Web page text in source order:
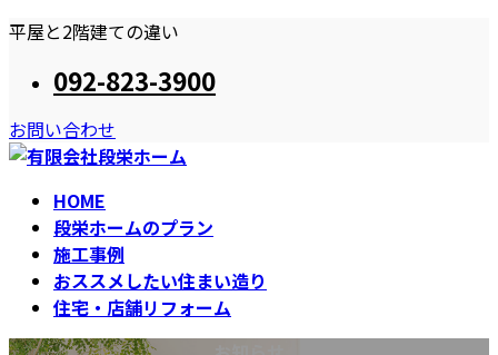
コ
ツ
へ
ナ
シ
ョ
平屋と2階建ての違い
092-823-3900
お問い合わせ
HOME
段栄ホームのプラン
施工事例
おススメしたい住まい造り
住宅・店舗リフォーム